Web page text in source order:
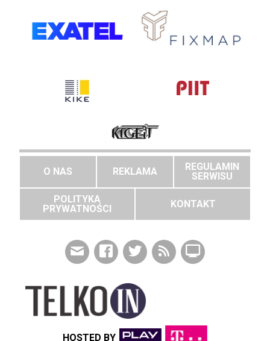
O NAS REKLAMA
REGULAMIN
SERWISU
POLITYKA
PRYWATNOŚCI
KONTAKT
HOSTED BY